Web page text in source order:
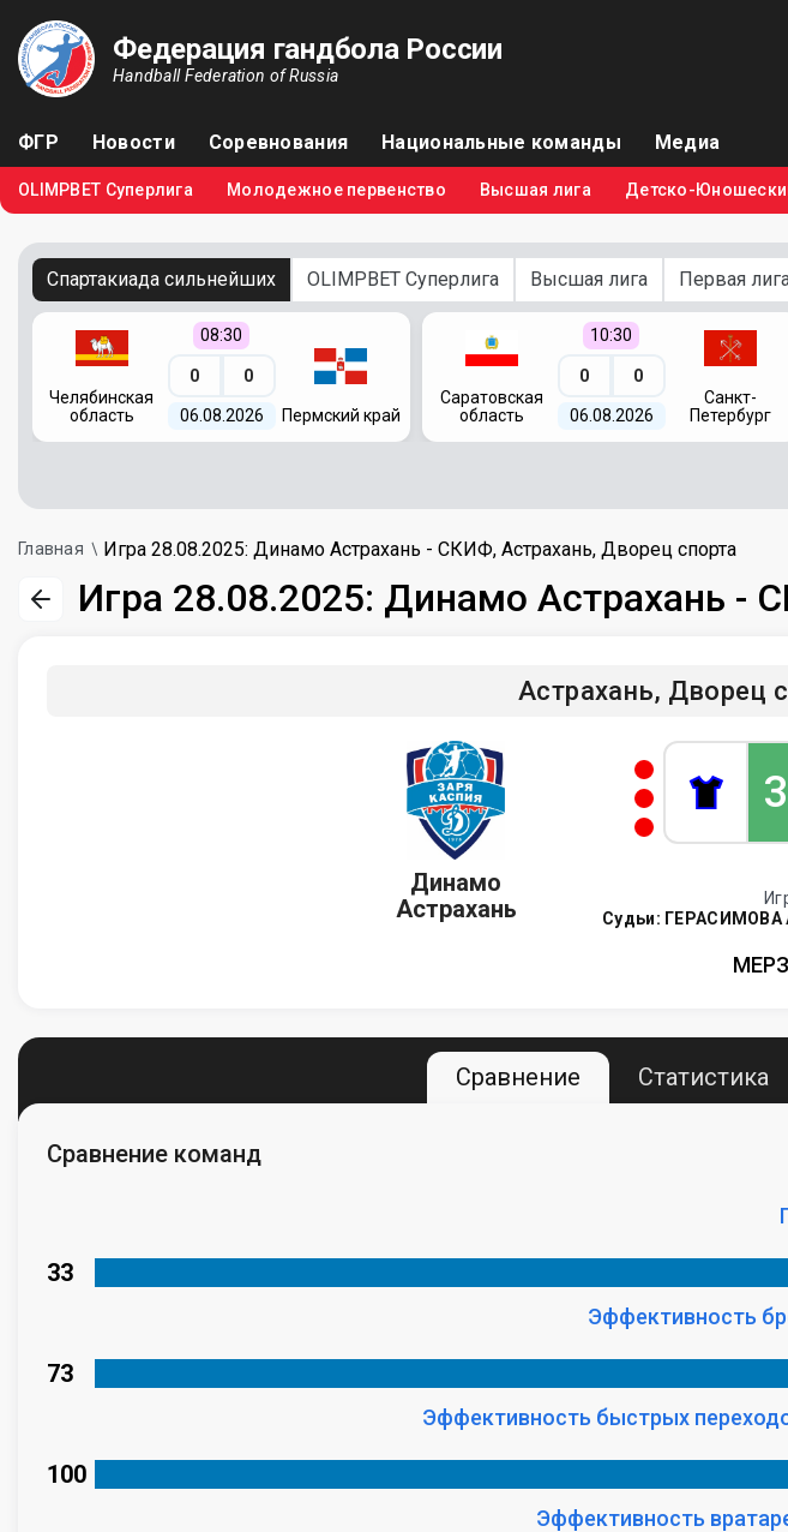
Федерация гандбола России
Handball Federation of Russia
ФГР Новости Соревнования Национальные команды Медиа
OLIMPBET Суперлига Молодежное первенство Высшая лига Детско-
Спартакиада сильнейших OLIMPBET Суперлига Высшая лига Первая
Челябинская
область
08:30
0 0
06.08.2026 Пермский край
Саратовская
область
10:30
0 0
06.08.2026
Санкт-
Петербург
Главная Игра 28.08.2025: Динамо Астрахань - СКИФ, Астрахань, Дворец спорта
Игра 28.08.2025: Динамо Астрахань -
Астрахань, Дворец
Динамо
Астрахань
Судьи: ГЕРАСИМОВА
Сравнение Статистика
Сравнение команд
33
Эффективность
73
Эффективность быстрых
100
Эффективность